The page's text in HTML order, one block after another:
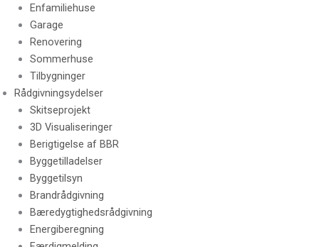
Enfamiliehuse
Garage
Renovering
Sommerhuse
Tilbygninger
Rådgivningsydelser
Skitseprojekt
3D Visualiseringer
Berigtigelse af BBR
Byggetilladelser
Byggetilsyn
Brandrådgivning
Bæredygtighedsrådgivning
Energiberegning